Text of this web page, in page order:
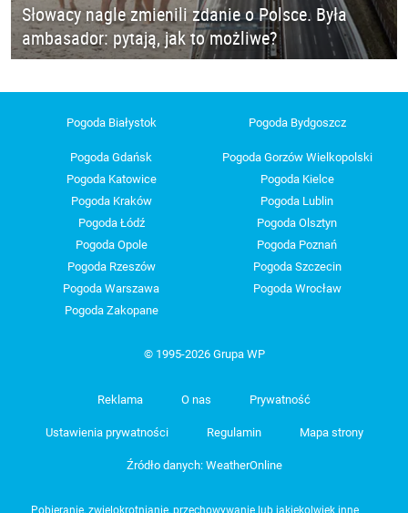
Słowacy nagle zmienili zdanie o Polsce. Była
ambasador: pytają, jak to możliwe?
Pogoda Białystok Pogoda Bydgoszcz
Pogoda Gdańsk
Pogoda Gorzów Wielkopolski
Pogoda Katowice
Pogoda Kielce
Pogoda Kraków
Pogoda Lublin
Pogoda Łódź
Pogoda Olsztyn
Pogoda Opole
Pogoda Poznań
Pogoda Rzeszów
Pogoda Szczecin
Pogoda Warszawa
Pogoda Wrocław
Pogoda Zakopane
© 1995-2026 Grupa WP
Reklama O nas Prywatność
Ustawienia prywatności Regulamin Mapa strony
Źródło danych: WeatherOnline
Pobieranie, zwielokrotnianie, przechowywanie lub jakiekolwiek inne